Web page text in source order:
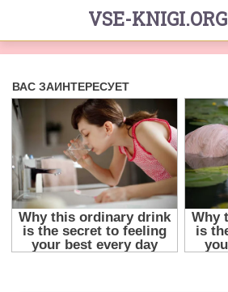
VSE-KNIGI.ORG